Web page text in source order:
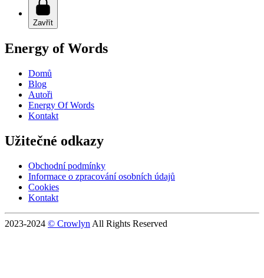
Zavřít
Energy of Words
Domů
Blog
Autoři
Energy Of Words
Kontakt
Užitečné odkazy
Obchodní podmínky
Informace o zpracování osobních údajů
Cookies
Kontakt
2023-2024 © Crowlyn All Rights Reserved